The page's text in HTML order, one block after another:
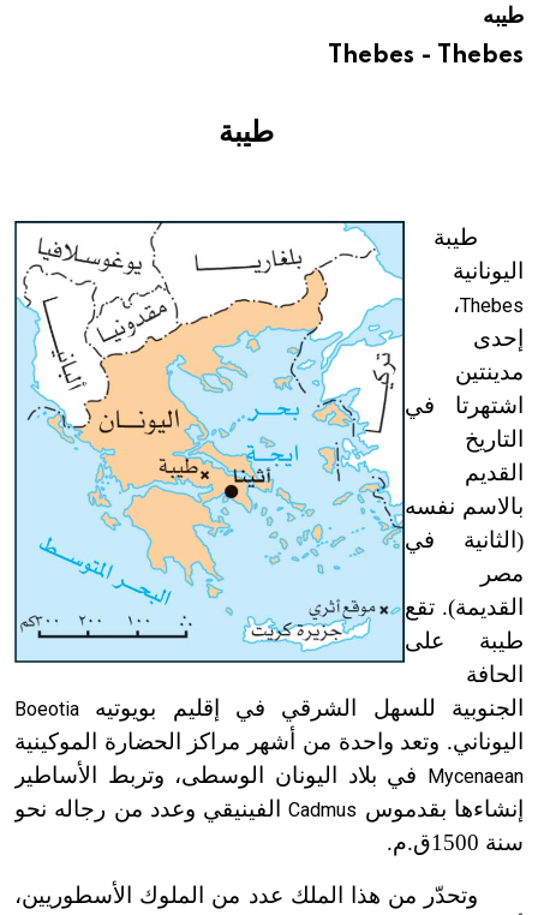
طيبه
Thebes - Thebes
طيبة
طيبة
اليونانية
Thebes،
إحدى
مدينتين
اشتهرتا في
التاريخ
القديم
بالاسم نفسه
(الثانية في
مصر
القديمة). تقع
طيبة على
الحافة
الجنوبية للسهل الشرقي في إقليم بويوتيه Boeotia
اليوناني. وتعد واحدة من أشهر مراكز الحضارة الموكينية
Mycenaean
في بلاد اليونان الوسطى، وتربط الأساطير
إنشاءها بقدموس Cadmusالفينيقي وعدد من رجاله نحو
سنة 1500ق.م.
وتحدّر من هذا الملك عدد من الملوك الأسطوريين،